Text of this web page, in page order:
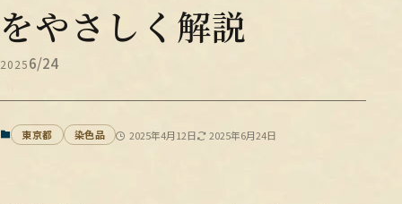
をやさしく解説
20256/24
東京都 染色品 2025年4月12日 2025年6月24日